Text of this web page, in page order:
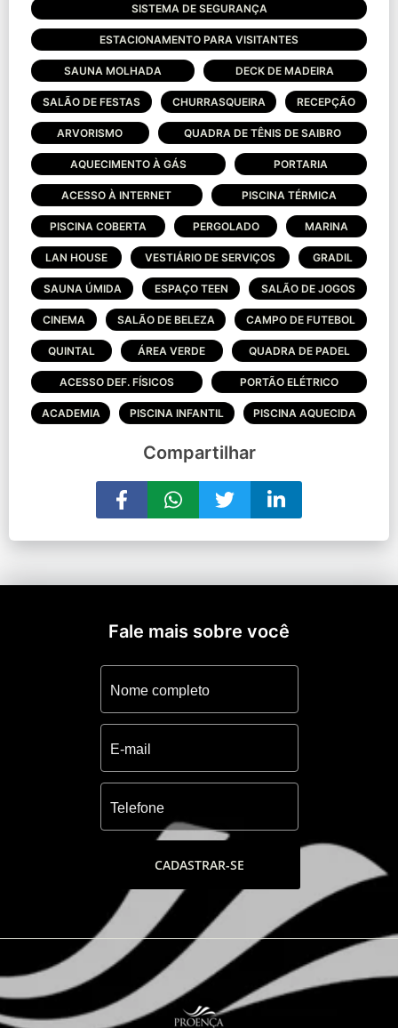
SISTEMA DE SEGURANÇA
ESTACIONAMENTO PARA VISITANTES
SAUNA MOLHADA DECK DE MADEIRA
SALÃO DE FESTAS CHURRASQUEIRA RECEPÇÃO
ARVORISMO QUADRA DE TÊNIS DE SAIBRO
AQUECIMENTO À GÁS PORTARIA
ACESSO À INTERNET PISCINA TÉRMICA
PISCINA COBERTA PERGOLADO MARINA
LAN HOUSE VESTIÁRIO DE SERVIÇOS GRADIL
SAUNA ÚMIDA ESPAÇO TEEN SALÃO DE JOGOS
CINEMA SALÃO DE BELEZA CAMPO DE FUTEBOL
QUINTAL ÁREA VERDE QUADRA DE PADEL
ACESSO DEF. FÍSICOS PORTÃO ELÉTRICO
ACADEMIA PISCINA INFANTIL PISCINA AQUECIDA
Compartilhar
Fale mais sobre você
CADASTRAR-SE